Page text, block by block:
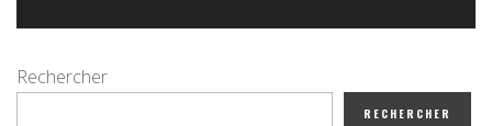
Rechercher
RECHERCHER